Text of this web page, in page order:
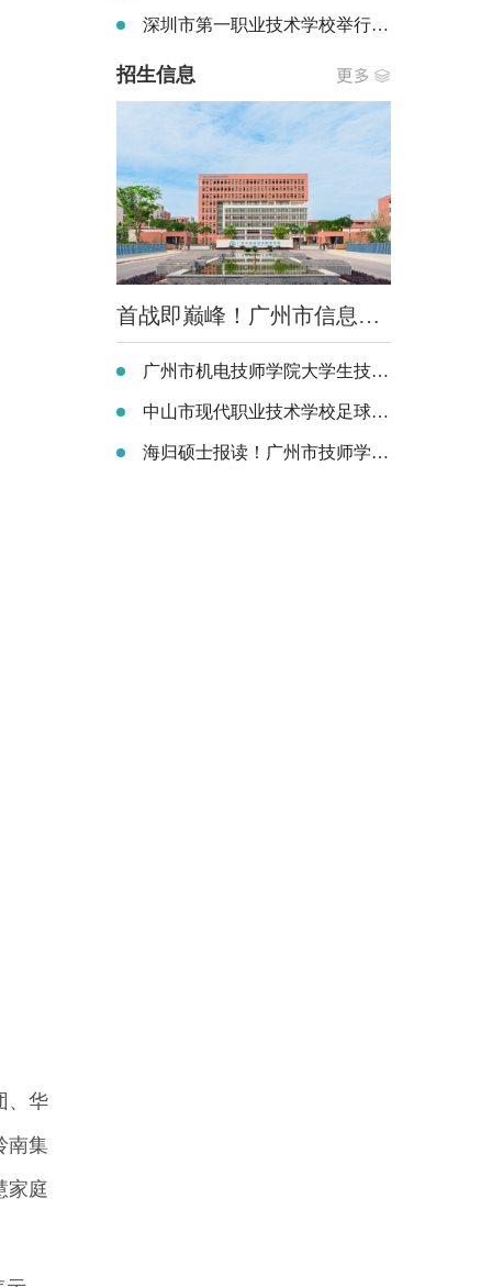
、华
南集
家庭
深圳市第一职业技术学校举行专项课题结题评审会
招生信息
首战即巅峰！广州市信息技术职业学校首批"3+4"中本贯通100%出档，最高分699分
广州市机电技师学院大学生技师班招生简章
中山市现代职业技术学校足球运动专业“3+4”中本贯通试点班 圆你本科梦
海归硕士报读！广州市技师学院这届高校起点技师班“夯爆”